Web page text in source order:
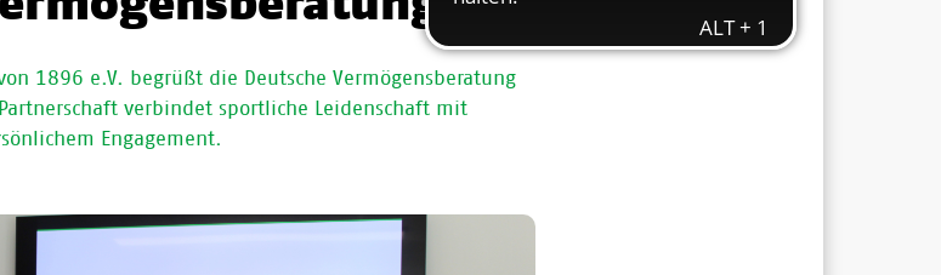
1896 e.V. begrüßt die Deutsche Vermögensberatung
verbindet sportliche Leidenschaft mit
Engagement.